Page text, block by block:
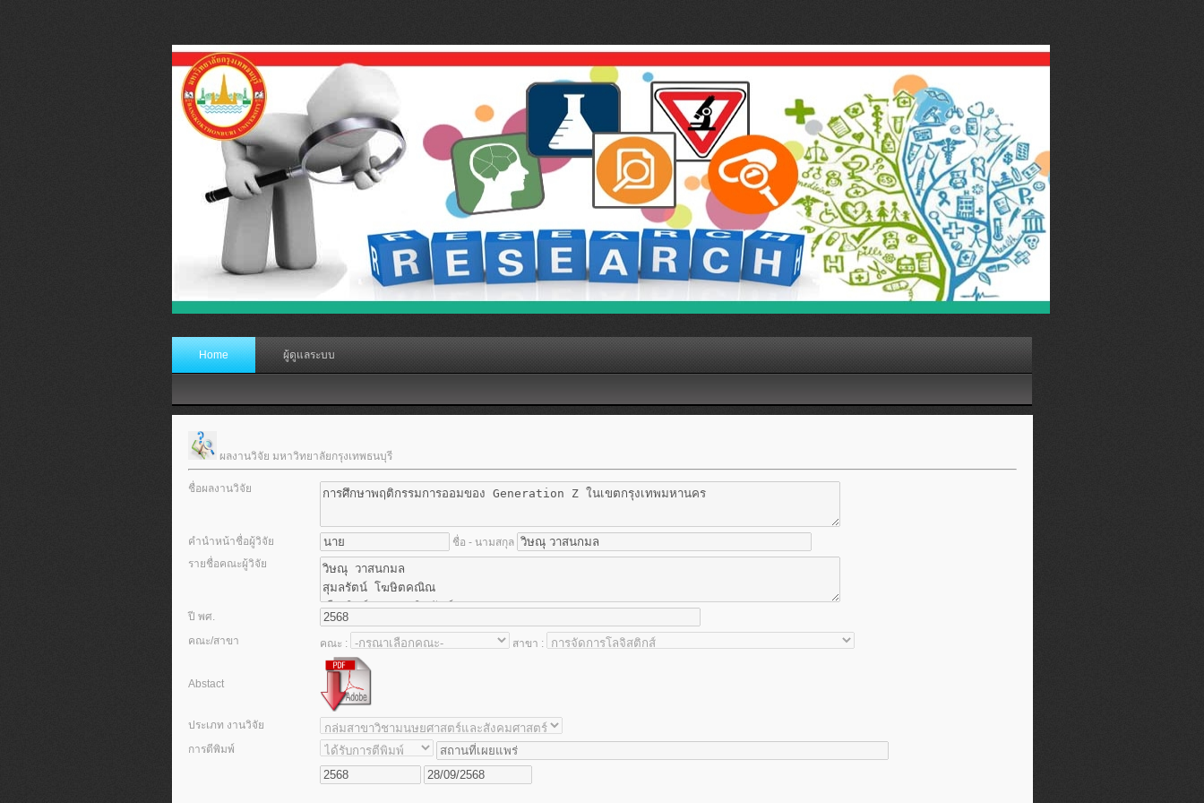
Home ผู้ดูแลระบบ
ผลงานวิจัย มหาวิทยาลัยกรุงเทพธนบุรี
ชื่อผลงานวิจัย
คำนำหน้าชื่อผู้วิจัย
ชื่อ - นามสกุล
รายชื่อคณะผู้วิจัย
ปี พศ.
คณะ/สาขา
คณะ : สาขา :
Abstact
ประเภท งานวิจัย
การตีพิมพ์